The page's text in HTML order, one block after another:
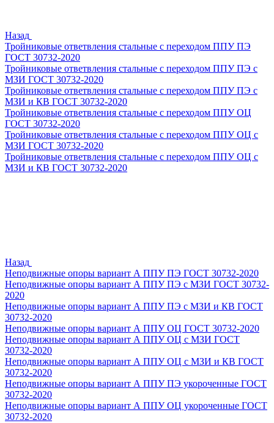
Назад
Тройниковые ответвления стальные с переходом ППУ ПЭ
ГОСТ 30732-2020
Тройниковые ответвления стальные с переходом ППУ ПЭ с
МЗИ ГОСТ 30732-2020
Тройниковые ответвления стальные с переходом ППУ ПЭ с
МЗИ и КВ ГОСТ 30732-2020
Тройниковые ответвления стальные с переходом ППУ ОЦ
ГОСТ 30732-2020
Тройниковые ответвления стальные с переходом ППУ ОЦ с
МЗИ ГОСТ 30732-2020
Тройниковые ответвления стальные с переходом ППУ ОЦ с
МЗИ и КВ ГОСТ 30732-2020
Назад
Неподвижные опоры вариант А ППУ ПЭ ГОСТ 30732-2020
Неподвижные опоры вариант А ППУ ПЭ с МЗИ ГОСТ 30732-
2020
Неподвижные опоры вариант А ППУ ПЭ с МЗИ и КВ ГОСТ
30732-2020
Неподвижные опоры вариант А ППУ ОЦ ГОСТ 30732-2020
Неподвижные опоры вариант А ППУ ОЦ с МЗИ ГОСТ
30732-2020
Неподвижные опоры вариант А ППУ ОЦ с МЗИ и КВ ГОСТ
30732-2020
Неподвижные опоры вариант А ППУ ПЭ укороченные ГОСТ
30732-2020
Неподвижные опоры вариант А ППУ ОЦ укороченные ГОСТ
30732-2020